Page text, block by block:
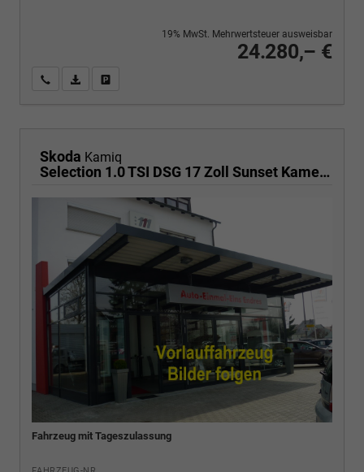
24.280,– €
19% MwSt. Mehrwertsteuer ausweisbar
Wir rufen Sie anPDF-Fahrzeugexposé drucken
Skoda Kamiq
Selection 1.0 TSI DSG 17 Zoll Sunset Kamera PDC v+h
Fahrzeug mit Tageszulassung